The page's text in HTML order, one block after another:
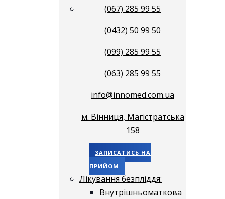
(067) 285 99 55
(0432) 50 99 50
(099) 285 99 55
(063) 285 99 55
info@innomed.com.ua
м. Вінниця, Магістратська
158
ЗАПИСАТИСЬ НА
ПРИЙОМ
Лікування безпліддя:
Внутрішньоматкова